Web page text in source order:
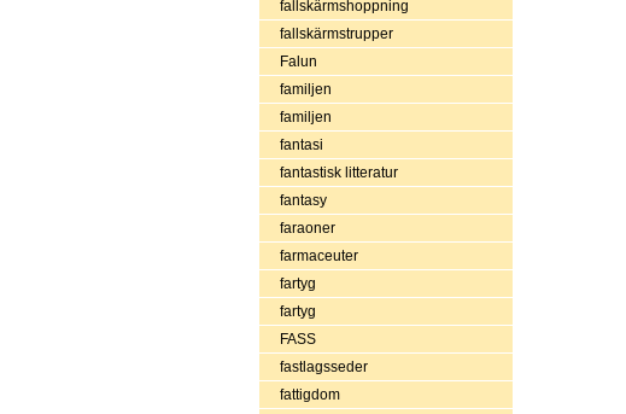
fallskärmshoppning
fallskärmstrupper
Falun
familjen
familjen
fantasi
fantastisk litteratur
fantasy
faraoner
farmaceuter
fartyg
fartyg
FASS
fastlagsseder
fattigdom